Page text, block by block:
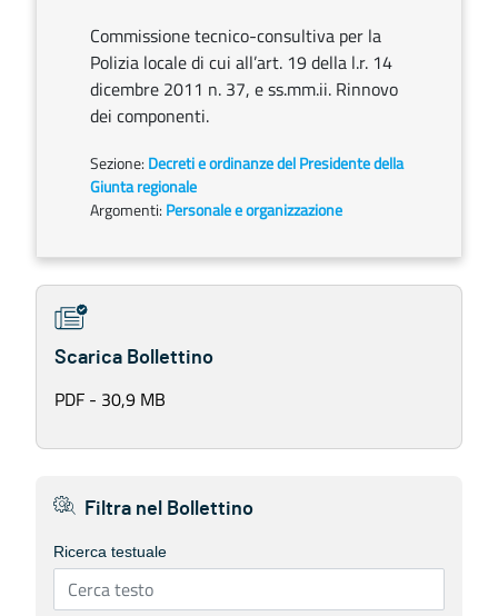
Commissione tecnico-consultiva per la
Polizia locale di cui all’art. 19 della l.r. 14
dicembre 2011 n. 37, e ss.mm.ii. Rinnovo
dei componenti.
Sezione: Decreti e ordinanze del Presidente della
Giunta regionale
Argomenti: Personale e organizzazione
Scarica Bollettino
PDF - 30,9 MB
Filtra nel Bollettino
Ricerca testuale